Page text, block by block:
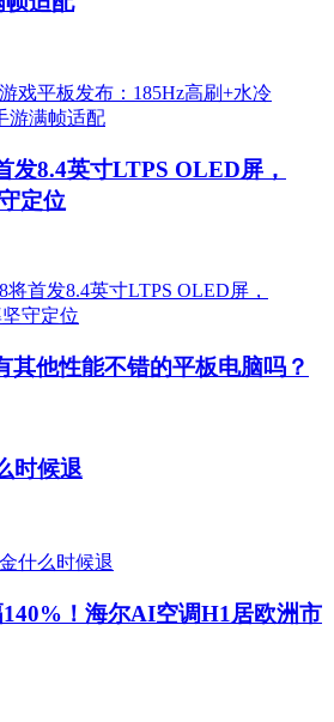
发8.4英寸LTPS OLED屏，
定位
其他性能不错的平板电脑吗？
时候退
！海尔AI空调H1居欧洲市